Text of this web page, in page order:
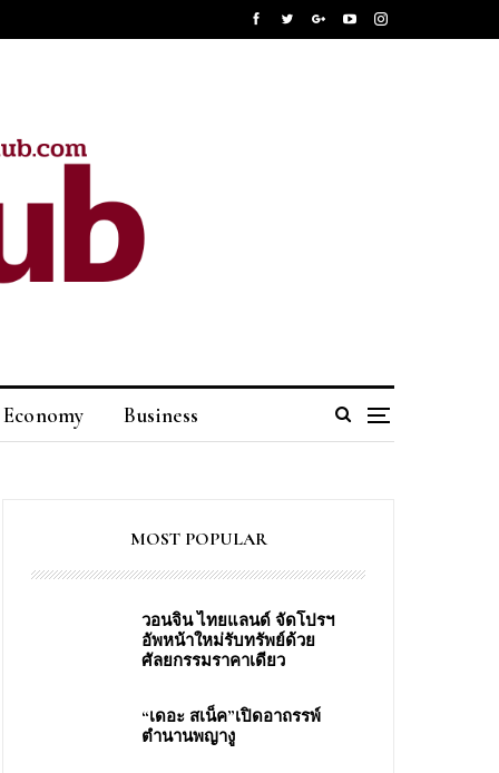
Economy Business
MOST POPULAR
วอนจิน ไทยแลนด์ จัดโปรฯ
อัพหน้าใหม่รับทรัพย์ด้วย
ศัลยกรรมราคาเดียว
“เดอะ สเน็ค”เปิดอาถรรพ์
ตำนานพญางู